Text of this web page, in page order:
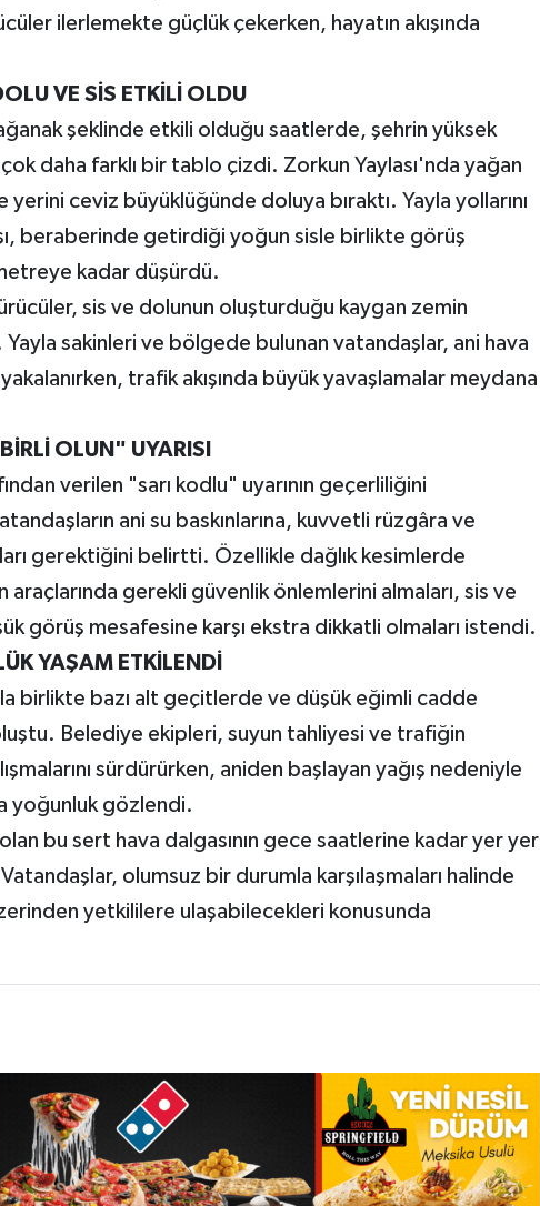
ilerlemekte güçlük çekerken, hayatın akışında
VE SİS ETKİLİ OLDU
şeklinde etkili olduğu saatlerde, şehrin yüksek
daha farklı bir tablo çizdi. Zorkun Yaylası'nda yağan
yerini ceviz büyüklüğünde doluya bıraktı. Yayla yollarını
beraberinde getirdiği yoğun sisle birlikte görüş
kadar düşürdü.
sis ve dolunun oluşturduğu kaygan zemin
sakinleri ve bölgede bulunan vatandaşlar, ani hava
yakalanırken, trafik akışında büyük yavaşlamalar meydana
OLUN" UYARISI
verilen "sarı kodlu" uyarının geçerliliğini
ani su baskınlarına, kuvvetli rüzgâra ve
gerektiğini belirtti. Özellikle dağlık kesimlerde
gerekli güvenlik önlemlerini almaları, sis ve
görüş mesafesine karşı ekstra dikkatli olmaları istendi.
YAŞAM ETKİLENDİ
birlikte bazı alt geçitlerde ve düşük eğimli cadde
Belediye ekipleri, suyun tahliyesi ve trafiğin
sürdürürken, aniden başlayan yağış nedeniyle
yoğunluk gözlendi.
bu sert hava dalgasının gece saatlerine kadar yer yer
olumsuz bir durumla karşılaşmaları halinde
yetkililere ulaşabilecekleri konusunda